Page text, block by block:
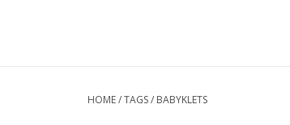
HOME/TAGS/ BABYKLETS